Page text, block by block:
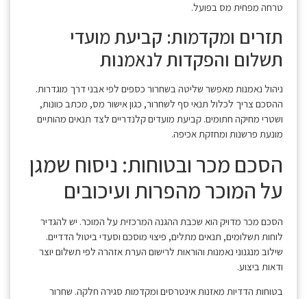
טרחה מפחית מס בפועל.
תזרים ומקדמות: קביעת מועדי
תשלום והפקדות לנאמנות
ניהול נאמנות מאפשר שליטה בשחרור כספים לפי אבני דרך מוגדרות.
ההסכם צריך לכלול תנאי סף לשחרור, כגון אישור מס, מכתב כוונות,
ושטרי מחיקה חתומים. קביעת מועדים קלנדריים לצד תנאים מהותיים
מונעת פרשנות ומחזקת אכיפה.
הסכם מכר ובטוחות: ניסוח שמגן
על המוכר מהפרות ועיכובים
הסכם מכר מדויק הוא שכבת ההגנה המרכזית על המוכר. יש להגדיר
לוחות תשלומים, תנאים מתלים, פיצוי מוסכם וסעדי ביטול הדדיים.
שילוב מנגנוני נאמנות והוראות לרישום הערת אזהרה לפי תשלום יוצר
ודאות ביצוע.
בטוחות הדדיות מאזנות אינטרסים ומקדמות סגירה חלקה. שחרור